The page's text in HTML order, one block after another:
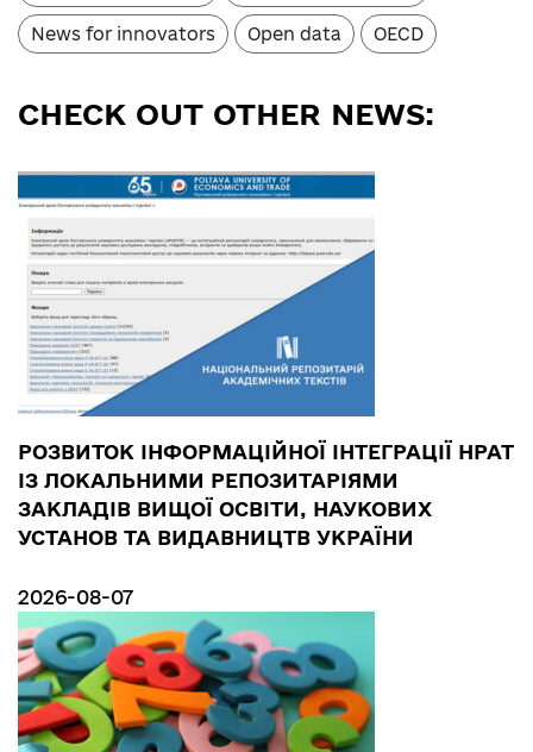
News for innovators Open data OECD
CHECK OUT OTHER NEWS:
РОЗВИТОК ІНФОРМАЦІЙНОЇ ІНТЕГРАЦІЇ НРАТ
ІЗ ЛОКАЛЬНИМИ РЕПОЗИТАРІЯМИ
ЗАКЛАДІВ ВИЩОЇ ОСВІТИ, НАУКОВИХ
УСТАНОВ ТА ВИДАВНИЦТВ УКРАЇНИ
2026-08-07